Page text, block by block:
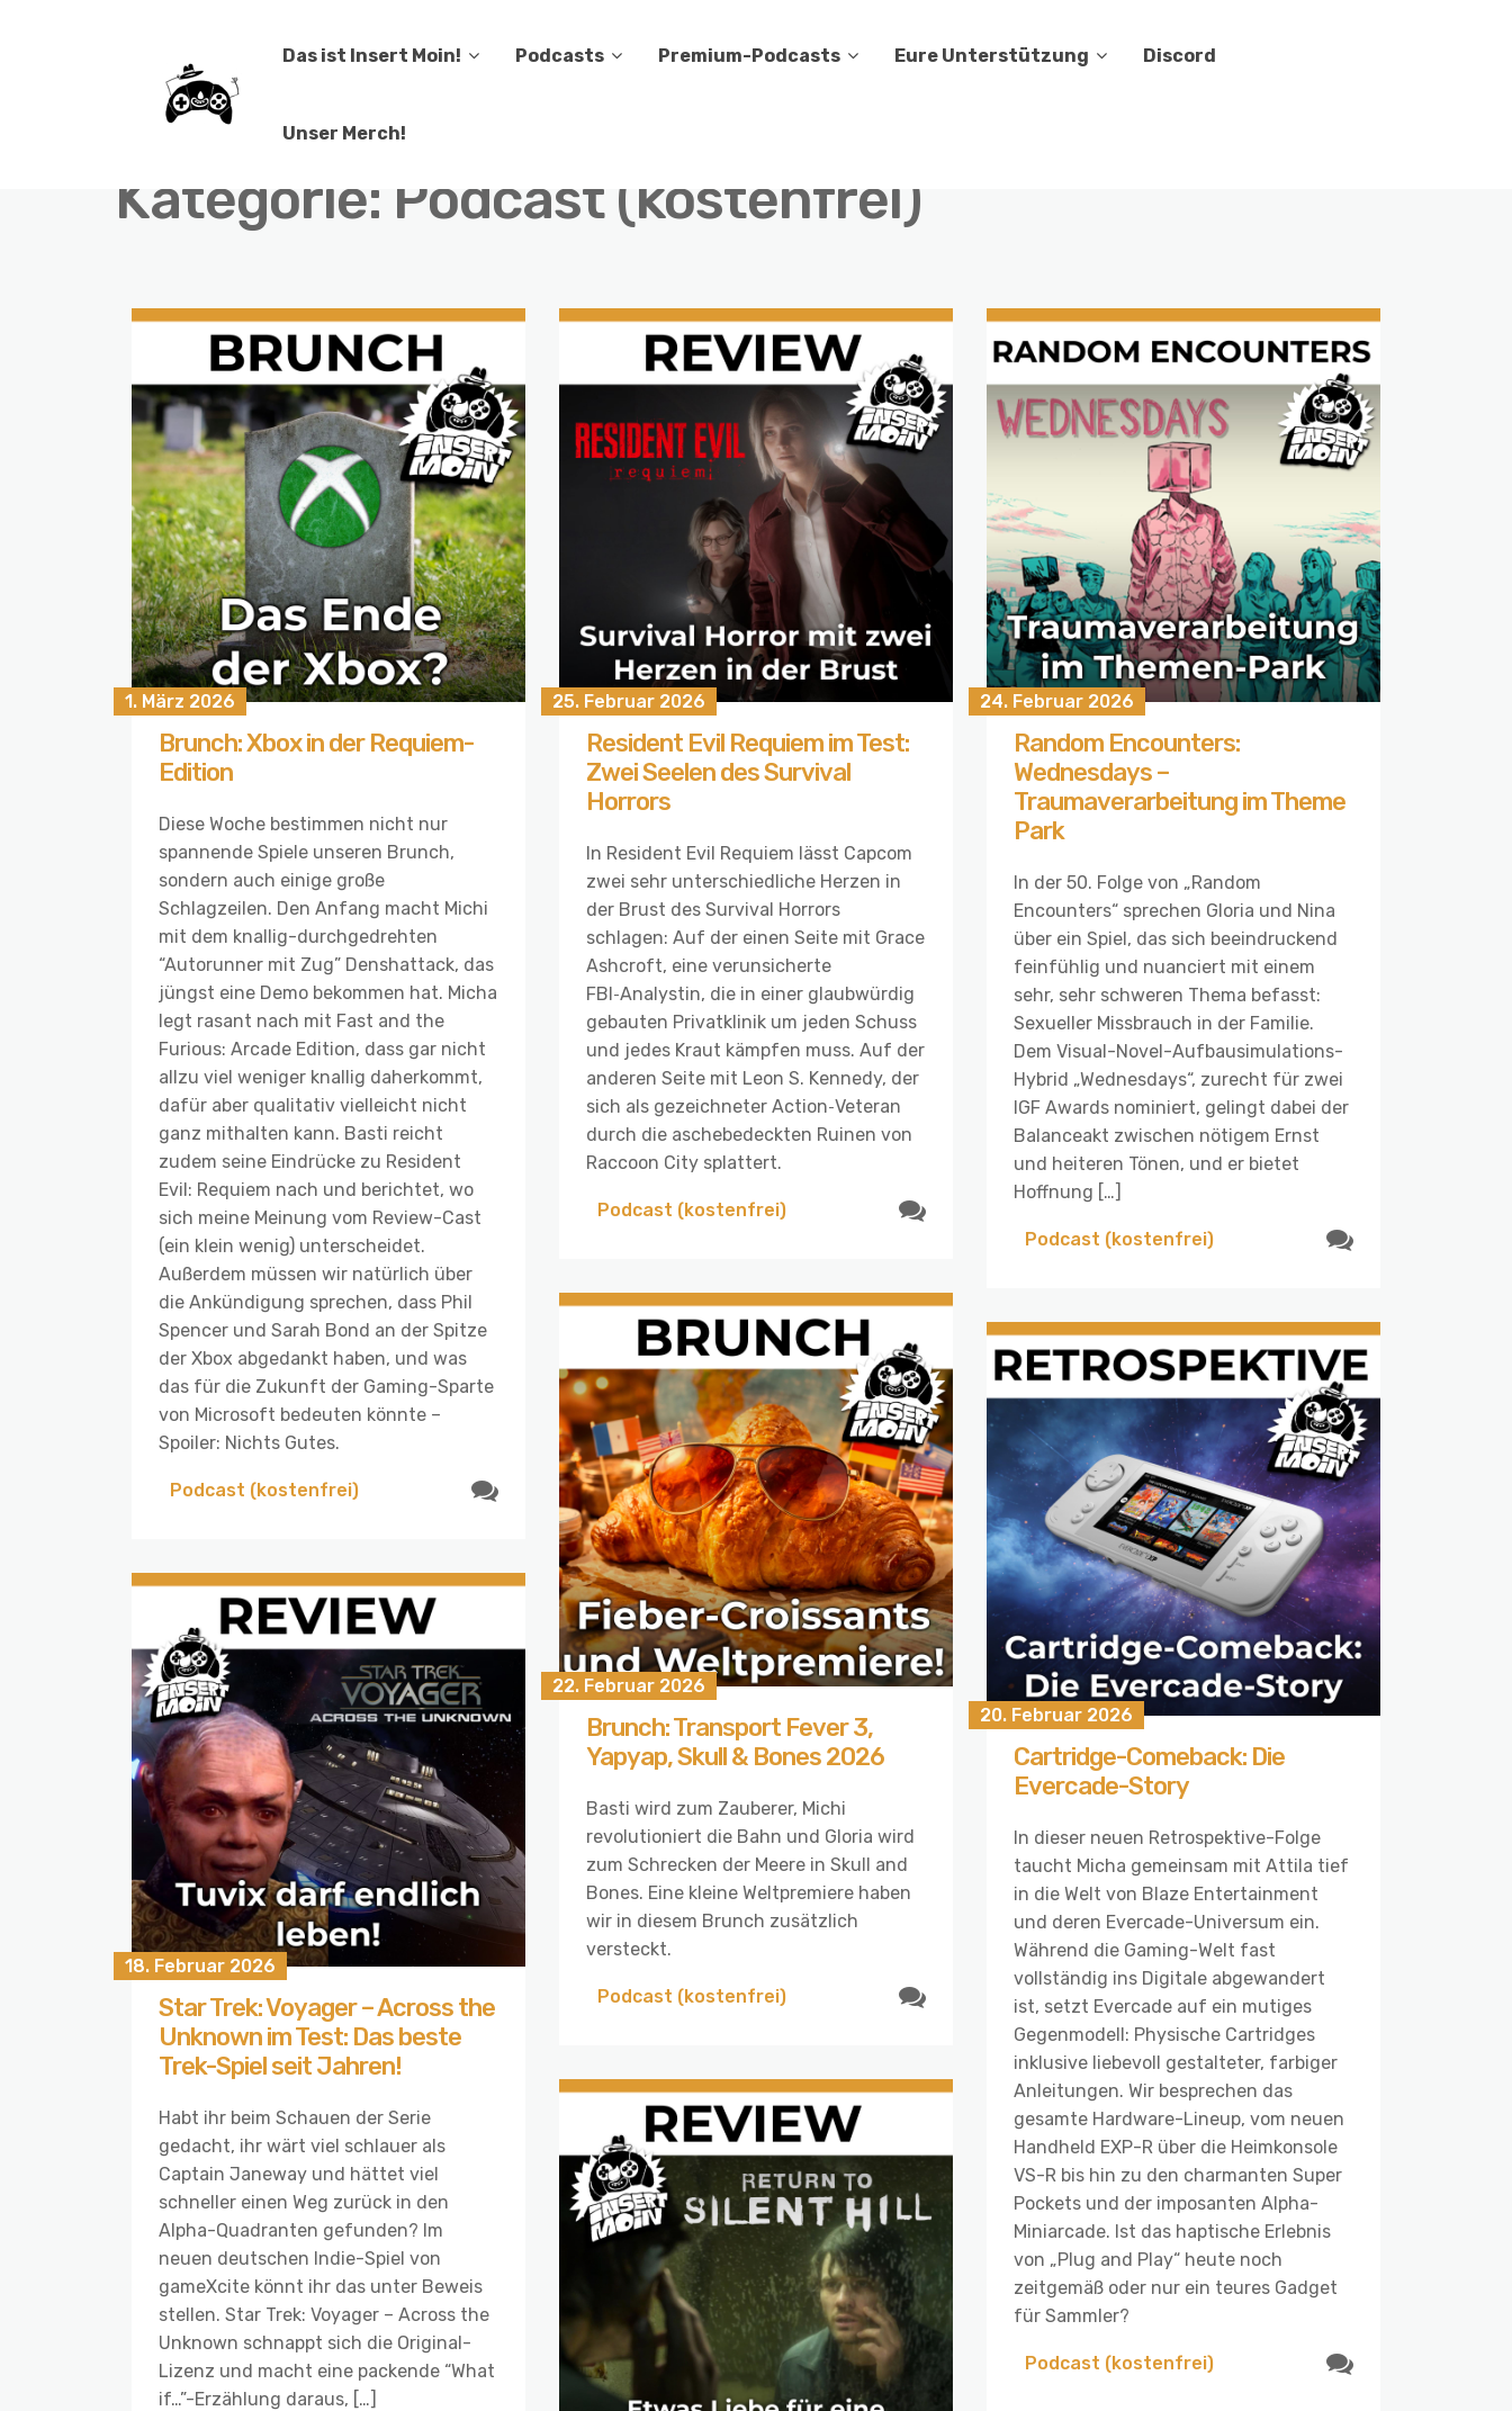
Das ist Insert Moin! Podcasts Premium-Podcasts Eure Unterstützung Discord
Unser Merch!
Kategorie: Podcast (kostenfrei)
1. März 2026
Brunch: Xbox in der Requiem-
Edition
Diese Woche bestimmen nicht nur
spannende Spiele unseren Brunch,
sondern auch einige große
Schlagzeilen. Den Anfang macht Michi
mit dem knallig-durchgedrehten
“Autorunner mit Zug” Denshattack, das
jüngst eine Demo bekommen hat. Micha
legt rasant nach mit Fast and the
Furious: Arcade Edition, dass gar nicht
allzu viel weniger knallig daherkommt,
dafür aber qualitativ vielleicht nicht
ganz mithalten kann. Basti reicht
zudem seine Eindrücke zu Resident
Evil: Requiem nach und berichtet, wo
sich meine Meinung vom Review-Cast
(ein klein wenig) unterscheidet.
Außerdem müssen wir natürlich über
die Ankündigung sprechen, dass Phil
Spencer und Sarah Bond an der Spitze
der Xbox abgedankt haben, und was
das für die Zukunft der Gaming-Sparte
von Microsoft bedeuten könnte –
Spoiler: Nichts Gutes.
Podcast (kostenfrei)
25. Februar 2026
Resident Evil Requiem im Test:
Zwei Seelen des Survival
Horrors
In Resident Evil Requiem lässt Capcom
zwei sehr unterschiedliche Herzen in
der Brust des Survival Horrors
schlagen: Auf der einen Seite mit Grace
Ashcroft, eine verunsicherte
FBI‑Analystin, die in einer glaubwürdig
gebauten Privatklinik um jeden Schuss
und jedes Kraut kämpfen muss. Auf der
anderen Seite mit Leon S. Kennedy, der
sich als gezeichneter Action‑Veteran
durch die aschebedeckten Ruinen von
Raccoon City splattert.
Podcast (kostenfrei)
24. Februar 2026
Random Encounters:
Wednesdays –
Traumaverarbeitung im Theme
Park
In der 50. Folge von „Random
Encounters“ sprechen Gloria und Nina
über ein Spiel, das sich beeindruckend
feinfühlig und nuanciert mit einem
sehr, sehr schweren Thema befasst:
Sexueller Missbrauch in der Familie.
Dem Visual-Novel-Aufbausimulations-
Hybrid „Wednesdays“, zurecht für zwei
IGF Awards nominiert, gelingt dabei der
Balanceakt zwischen nötigem Ernst
und heiteren Tönen, und er bietet
Hoffnung […]
Podcast (kostenfrei)
22. Februar 2026
Brunch: Transport Fever 3,
Yapyap, Skull & Bones 2026
Basti wird zum Zauberer, Michi
revolutioniert die Bahn und Gloria wird
zum Schrecken der Meere in Skull and
Bones. Eine kleine Weltpremiere haben
wir in diesem Brunch zusätzlich
versteckt.
Podcast (kostenfrei)
20. Februar 2026
Cartridge-Comeback: Die
Evercade-Story
In dieser neuen Retrospektive-Folge
taucht Micha gemeinsam mit Attila tief
in die Welt von Blaze Entertainment
und deren Evercade-Universum ein.
Während die Gaming-Welt fast
vollständig ins Digitale abgewandert
ist, setzt Evercade auf ein mutiges
Gegenmodell: Physische Cartridges
inklusive liebevoll gestalteter, farbiger
Anleitungen. Wir besprechen das
gesamte Hardware-Lineup, vom neuen
Handheld EXP-R über die Heimkonsole
VS-R bis hin zu den charmanten Super
Pockets und der imposanten Alpha-
Miniarcade. Ist das haptische Erlebnis
von „Plug and Play“ heute noch
zeitgemäß oder nur ein teures Gadget
für Sammler?
Podcast (kostenfrei)
18. Februar 2026
Star Trek: Voyager – Across the
Unknown im Test: Das beste
Trek-Spiel seit Jahren!
Habt ihr beim Schauen der Serie
gedacht, ihr wärt viel schlauer als
Captain Janeway und hättet viel
schneller einen Weg zurück in den
Alpha-Quadranten gefunden? Im
neuen deutschen Indie-Spiel von
gameXcite könnt ihr das unter Beweis
stellen. Star Trek: Voyager – Across the
Unknown schnappt sich die Original-
Lizenz und macht eine packende “What
if…”-Erzählung daraus, […]